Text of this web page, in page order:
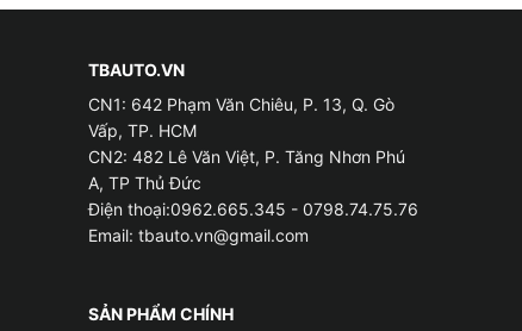
TBAUTO.VN
CN1: 642 Phạm Văn Chiêu, P. 13, Q. Gò
Vấp, TP. HCM
CN2: 482 Lê Văn Việt, P. Tăng Nhơn Phú
A, TP Thủ Đức
Điện thoại:0962.665.345 - 0798.74.75.76
Email: tbauto.vn@gmail.com
SẢN PHẨM CHÍNH